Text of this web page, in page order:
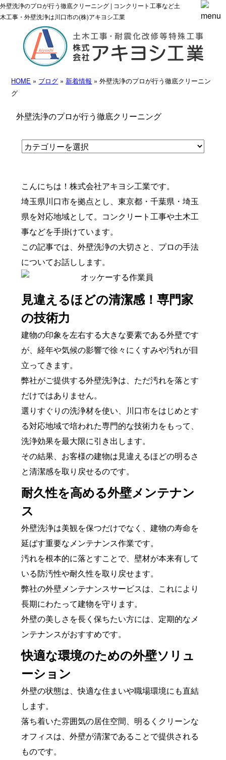
外壁洗浄のプロが行う徹底クリーニング | コンクリート工事など土
木工事・外壁洗浄は川口市の(株)アキヨシ工業
HOME » ブログ » 新着情報 » 外壁洗浄のプロが行う徹底クリーニン
グ
外壁洗浄のプロが行う徹底クリーニング
こんにちは！株式会社アキヨシ工業です。
埼玉県川口市を拠点とし、東京都・千葉県・埼玉
県を対応地域として。コンクリート工事や土木工
事などを手掛けています。
この記事では、外壁洗浄の大切さと、プロの手法
についてお話しします。
見違えるほどの清潔感！専門家
の技術力
建物の印象を左右する大きな要素である外壁です
が、経年や気候の影響で徐々にくすみや汚れが目
立ってきます。
弊社がご提供する外壁洗浄は、ただ汚れを落とす
だけではありません。
選りすぐりの洗浄材を使い、川口市をはじめとす
る対応地域で培われた専門的な技術力をもって、
洗浄効果を最大限に引き出します。
その結果、お客様の建物は見違えるほどの明るさ
と清潔感を取り戻せるのです。
耐久性を高める外壁メンテナン
ス
外壁洗浄は美観を保つだけでなく、建物の寿命を
延ばす重要なメンテナンス作業です。
汚れを根本的に落とすことで、壁材が本来有して
いる防汚性や耐久性を取り戻せます。
弊社の外壁メンテナンスサービスは、これにより
長期にわたって建物を守ります。
外壁の美しさを長く保ちたい方には、定期的なメ
ンテナンスがおすすめです。
快適な環境のための外壁ソリュ
ーション
外壁の状態は、快適な住まいや職場環境にも直結
します。
落ち着いた雰囲気の居住空間、明るくクリーンな
オフィスは、外壁が清潔であることで提供される
ものです。